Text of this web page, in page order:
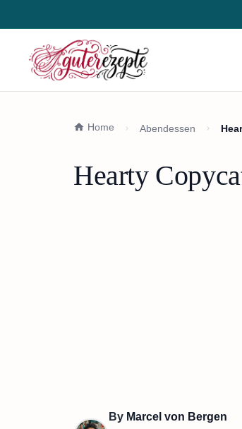
Home Abendessen
Hearty
By Marcel von Bergen